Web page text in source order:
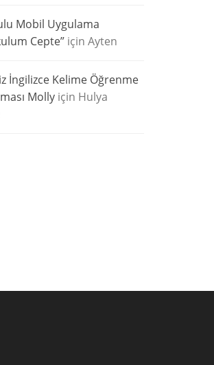
Mobil Uygulama
Cepte”için Ayten
İngilizce Kelime Öğrenme
Mollyiçin Hulya